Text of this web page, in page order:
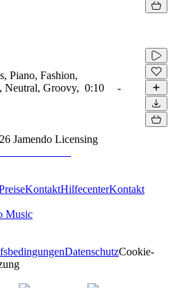
Piano, Fashion,
Neutral, Groovy, 0:10 -
Jamendo Licensing
KontaktHilfecenterKontakt
Music
DatenschutzCookie-